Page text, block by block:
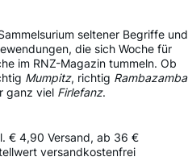
seltener Begriffe und
die sich Woche für
im RNZ-Magazin tummeln. Ob
Mumpitz, richtig Rambazamba
ganz viel Firlefanz.
€ 4,90 Versand, ab 36 €
versandkostenfrei